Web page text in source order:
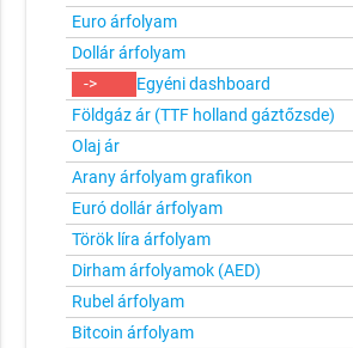
Euro árfolyam
Dollár árfolyam
->
Egyéni dashboard
Földgáz ár (TTF holland gáztőzsde)
Olaj ár
Arany árfolyam grafikon
Euró dollár árfolyam
Török líra árfolyam
Dirham árfolyamok (AED)
Rubel árfolyam
Bitcoin árfolyam